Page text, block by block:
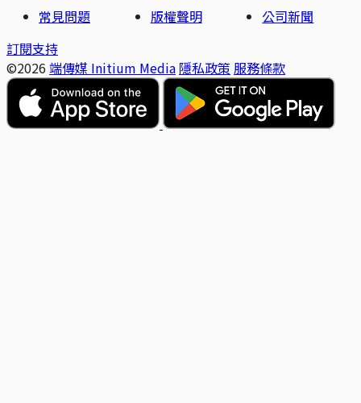
常見問題
版權聲明
公司新聞
訂閱支持
©2026 端傳媒 Initium Media 隱私政策 服務條款